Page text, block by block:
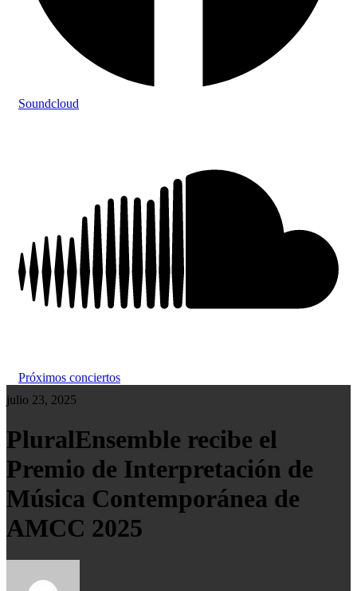
Soundcloud
Próximos conciertos
julio 23, 2025
PluralEnsemble recibe el
Premio de Interpretación de
Música Contemporánea de
AMCC 2025